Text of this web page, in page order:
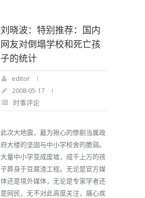
刘晓波：特别推荐：国内
网友对倒塌学校和死亡孩
子的统计
editor
2008-05-17
时事评论
此次大地震，最为揪心的惨剧当属政
府大楼的坚固与中小学校舍的脆弱。
大量中小学变成废墟，成千上万的孩
子葬身于豆腐渣工程。无论是官方媒
体还是境外媒体，无论是专家学者还
是网民，无不对此高度关注，痛心疾